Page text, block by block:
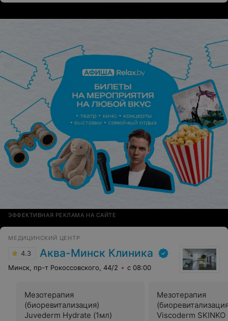
ЭФФЕКТИВНАЯ РЕКЛАМА НА САЙТЕ
МЕДИЦИНСКИЙ ЦЕНТР
4.3 Аква-Минск Клиника
Минск, пр-т Рокоссовского, 44/2 с 08:00
Мезотерапия
(биоревитализация)
Juvederm Hydrate (1мл)
Мезотерапия
Viscoderm